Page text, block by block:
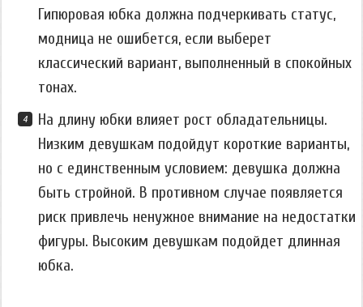
Гипюровая юбка должна подчеркивать статус,
модница не ошибется, если выберет
классический вариант, выполненный в спокойных
тонах.
На длину юбки влияет рост обладательницы.
Низким девушкам подойдут короткие варианты,
но с единственным условием: девушка должна
быть стройной. В противном случае появляется
риск привлечь ненужное внимание на недостатки
фигуры. Высоким девушкам подойдет длинная
юбка.